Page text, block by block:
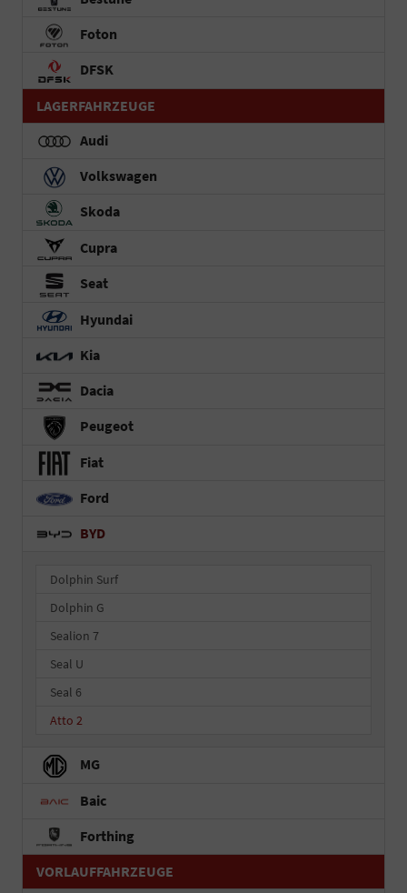
Foton
DFSK
LAGERFAHRZEUGE
Audi
Volkswagen
Skoda
Cupra
Seat
Hyundai
Kia
Dacia
Peugeot
Fiat
Ford
BYD
Dolphin Surf
Dolphin G
Sealion 7
Seal U
Seal 6
Atto 2
MG
Baic
Forthing
VORLAUFFAHRZEUGE